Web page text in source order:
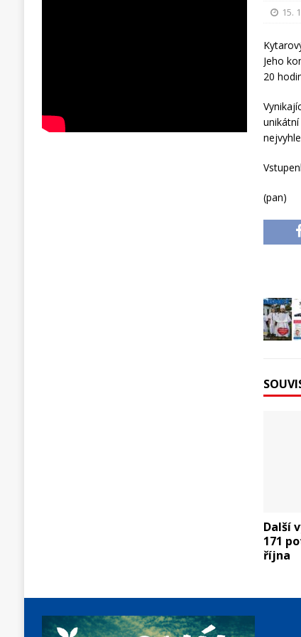
15.
Jeho
20
(pan)
Další
171
října